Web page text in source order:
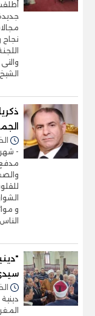
نجاح
الخميس
- شهر
و
الخميس